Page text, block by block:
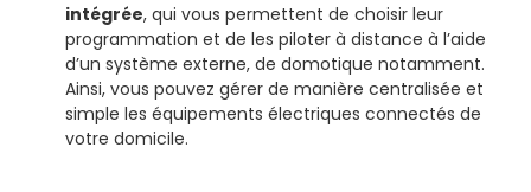
intégrée, qui vous permettent de choisir leur
programmation et de les piloter à distance à l’aide
d’un système externe, de domotique notamment.
Ainsi, vous pouvez gérer de manière centralisée et
simple les équipements électriques connectés de
votre domicile.